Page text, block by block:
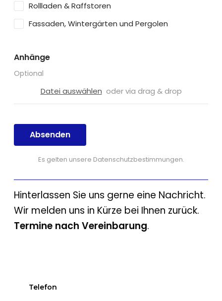
Rollladen & Raffstoren
Fassaden, Wintergärten und Pergolen
Anhänge
Optional
Datei auswählen oder via drag & drop
Absenden
Es gelten unsere Datenschutzbestimmungen.
Hinterlassen Sie uns gerne eine Nachricht.
Wir melden uns in Kürze bei Ihnen zurück.
Termine nach Vereinbarung.
Telefon